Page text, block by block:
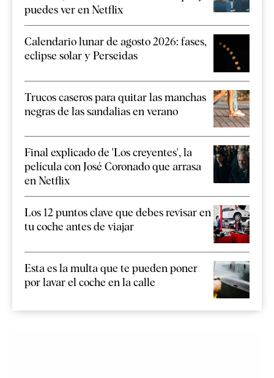
puedes ver en Netflix
Calendario lunar de agosto 2026: fases,
eclipse solar y Perseidas
Trucos caseros para quitar las manchas
negras de las sandalias en verano
Final explicado de 'Los creyentes', la
película con José Coronado que arrasa
en Netflix
Los 12 puntos clave que debes revisar en
tu coche antes de viajar
Esta es la multa que te pueden poner
por lavar el coche en la calle